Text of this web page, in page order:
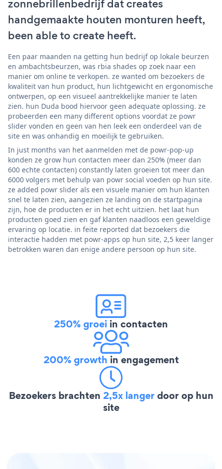
zonnebrillenbedrijf dat creates
handgemaakte houten monturen heeft,
been able to create heeft.
Een paar maanden na getting hun bedrijf op lokale beurzen
en ambachtsbeurzen, was rbia shades op zoek naar een
manier om online te verkopen. ze wanted om bezoekers de
kwaliteit van hun product, hun lichtgewicht en ergonomische
ontwerpen, op een visueel aantrekkelijke manier te laten
zien. hun Duda bood hiervoor geen adequate oplossing. ze
probeerden een many different options voordat ze powr
slider vonden en geen van hen leek een onderdeel van de
site en was onhandig en moeilijk te gebruiken.
In just months van het aanmelden met de powr-pop-up
konden ze grow hun contacten meer dan 250% (meer dan
600 echte contacten) constantly laten groeien tot meer dan
6000 volgers met behulp van powr social voeden op hun site.
ze added powr slider als een visuele manier om hun klanten
snel te laten zien, aangezien ze landing on de startpagina
zijn, hoe de producten er in het echt uitzien. het laat hun
producten goed zien en gaf klanten naadloos een geweldige
ervaring op locatie. in feite reported dat bezoekers die
interactie hadden met powr-apps op hun site, 2,5 keer langer
betrokken waren dan enige andere persoon op hun site.
250% groei in contacten
200% growth in engagement
Bezoekers brachten 2,5x langerdoor op hun
site